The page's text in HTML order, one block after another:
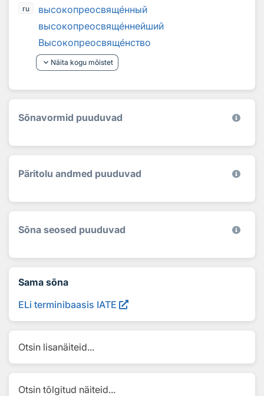
ru высокопреосвященный
высокопреосвященнейший
Высокопреосвященство
keyboard_arrow_down Näita kogu mõistet
Sõnavormid puuduvad
Päritolu andmed puuduvad
Sõna seosed puuduvad
Sama sõna
ELi terminibaasis IATE
Otsin lisanäiteid...
Otsin tõlgitud näiteid...